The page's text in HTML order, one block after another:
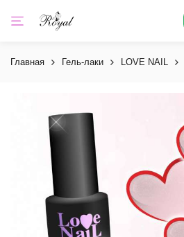
Главная Гель-лаки LOVE NAIL